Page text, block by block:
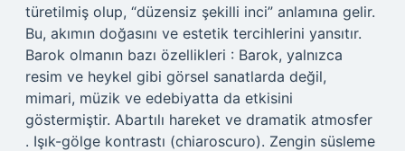
türetilmiş olup, “düzensiz şekilli inci” anlamına gelir.
Bu, akımın doğasını ve estetik tercihlerini yansıtır.
Barok olmanın bazı özellikleri : Barok, yalnızca
resim ve heykel gibi görsel sanatlarda değil,
mimari, müzik ve edebiyatta da etkisini
göstermiştir. Abartılı hareket ve dramatik atmosfer
. Işık-gölge kontrastı (chiaroscuro). Zengin süsleme